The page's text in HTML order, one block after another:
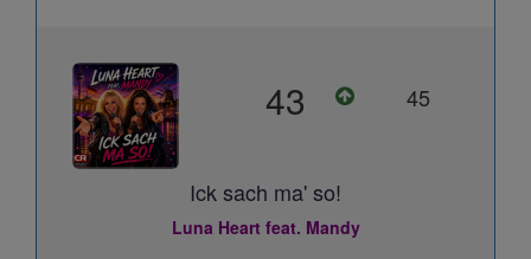
43 45
Ick sach ma' so!
Luna Heart feat. Mandy